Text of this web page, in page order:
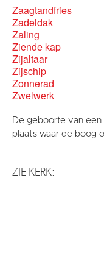
Zaagtandfries
Zadeldak
Zaling
Ziende kap
Zijaltaar
Zijschip
Zonnerad
Zwelwerk
De geboorte van
plaats waar de boog
ZIE KERK: